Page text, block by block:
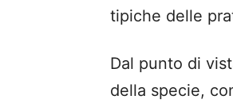
tipiche delle
Dal punto di
della specie,